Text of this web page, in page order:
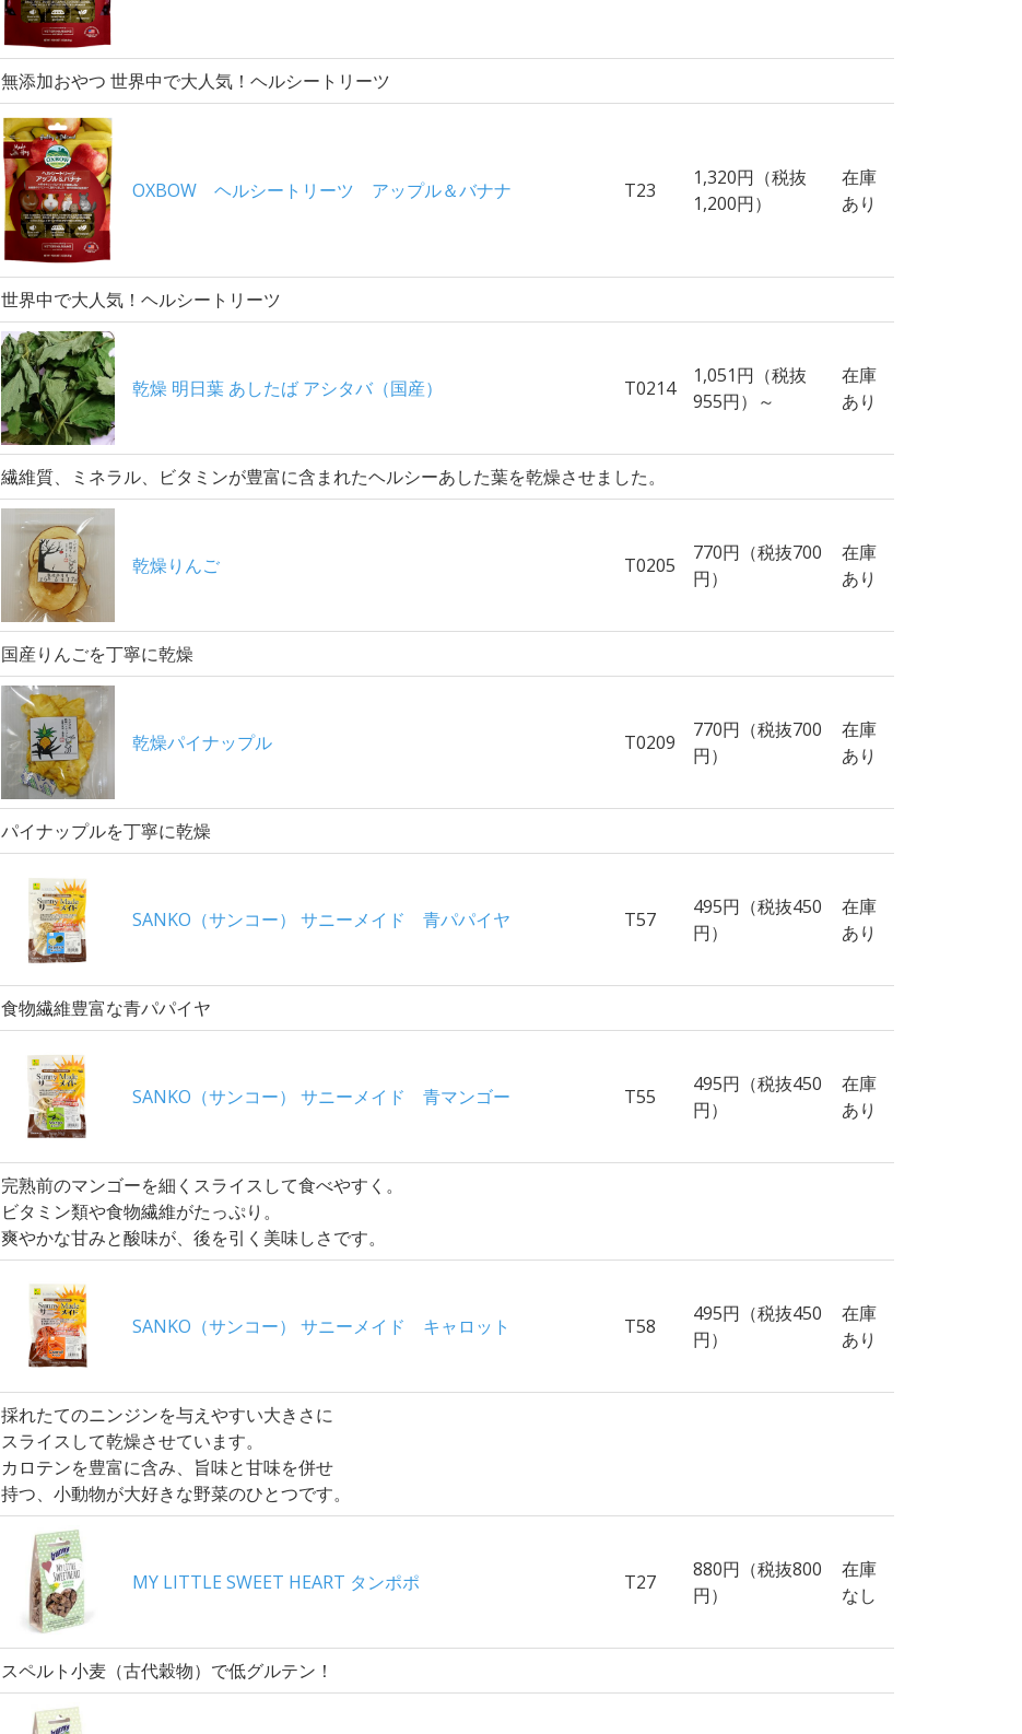
無添加おやつ 世界中で大人気！ヘルシートリーツ
OXBOW ヘルシートリーツ アップル＆バナナ T23
1,320円（税抜
1,200円）
在庫
あり
世界中で大人気！ヘルシートリーツ
乾燥 明日葉 あしたば アシタバ（国産） T0214
1,051円（税抜
955円）～
在庫
あり
繊維質、ミネラル、ビタミンが豊富に含まれたヘルシーあした葉を乾燥させました。
乾燥りんご T0205
770円（税抜700
円）
在庫
あり
国産りんごを丁寧に乾燥
乾燥パイナップル T0209
770円（税抜700
円）
在庫
あり
パイナップルを丁寧に乾燥
SANKO（サンコー） サニーメイド 青パパイヤ T57
495円（税抜450
円）
在庫
あり
食物繊維豊富な青パパイヤ
SANKO（サンコー） サニーメイド 青マンゴー T55
495円（税抜450
円）
在庫
あり
完熟前のマンゴーを細くスライスして食べやすく。
ビタミン類や食物繊維がたっぷり。
爽やかな甘みと酸味が、後を引く美味しさです。
SANKO（サンコー） サニーメイド キャロット T58
495円（税抜450
円）
在庫
あり
採れたてのニンジンを与えやすい大きさに
スライスして乾燥させています。
カロテンを豊富に含み、旨味と甘味を併せ
持つ、小動物が大好きな野菜のひとつです。
MY LITTLE SWEET HEART タンポポ T27
880円（税抜800
円）
在庫
なし
スペルト小麦（古代穀物）で低グルテン！